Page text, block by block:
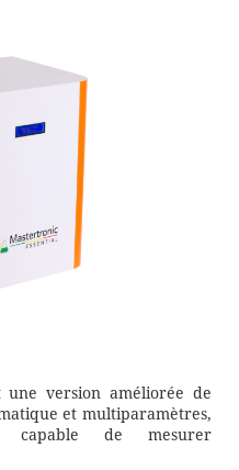
une version améliorée de
et multiparamètres,
de mesurer